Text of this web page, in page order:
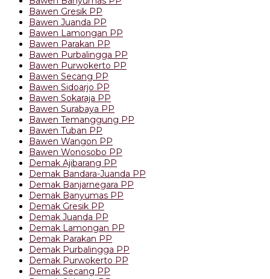
Bawen Gresik PP
Bawen Juanda PP
Bawen Lamongan PP
Bawen Parakan PP
Bawen Purbalingga PP
Bawen Purwokerto PP
Bawen Secang PP
Bawen Sidoarjo PP
Bawen Sokaraja PP
Bawen Surabaya PP
Bawen Temanggung PP
Bawen Tuban PP
Bawen Wangon PP
Bawen Wonosobo PP
Demak Ajibarang PP
Demak Bandara-Juanda PP
Demak Banjarnegara PP
Demak Banyumas PP
Demak Gresik PP
Demak Juanda PP
Demak Lamongan PP
Demak Parakan PP
Demak Purbalingga PP
Demak Purwokerto PP
Demak Secang PP